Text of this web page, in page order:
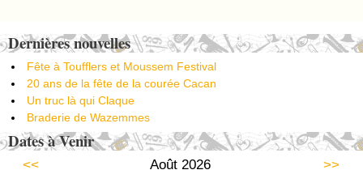
Post navigation
Dernières nouvelles
Fête à Toufflers et Moussem Festival
20 ans de la fête de la courée Cacan
Un truc là qui Claque
Braderie de Wazemmes
Dates à Venir
<< Août 2026 >>